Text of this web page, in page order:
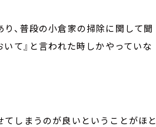
、普段の小倉家の掃除に関して聞
いて』と言われた時しかやっていな
しまうのが良いということがほと